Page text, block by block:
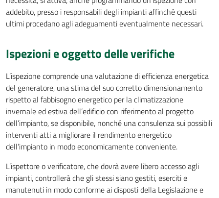
addebito, presso i responsabili degli impianti affinché questi
ultimi procedano agli adeguamenti eventualmente necessari.
Ispezioni e oggetto delle verifiche
L’ispezione comprende una valutazione di efficienza energetica
del generatore, una stima del suo corretto dimensionamento
rispetto al fabbisogno energetico per la climatizzazione
invernale ed estiva dell’edificio con riferimento al progetto
dell’impianto, se disponibile, nonché una consulenza sui possibili
interventi atti a migliorare il rendimento energetico
dell’impianto in modo economicamente conveniente.
L’ispettore o verificatore, che dovrà avere libero accesso agli
impianti, controllerà che gli stessi siano gestiti, eserciti e
manutenuti in modo conforme ai disposti della Legislazione e